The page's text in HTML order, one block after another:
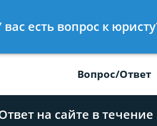
47
Вопрос/Ответ
на сайте в
вас есть вопрос к